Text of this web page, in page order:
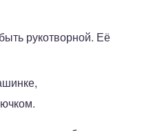
рукотворной. Её